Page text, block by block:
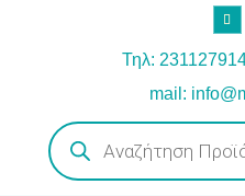
Τηλ:
mail:
Products
search